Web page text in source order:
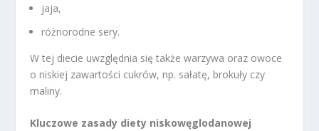
jaja,
różnorodne sery.
W tej diecie uwzględnia się także warzywa oraz owoce
o niskiej zawartości cukrów, np. sałatę, brokuły czy
maliny.
Kluczowe zasady diety niskowęglodanowej